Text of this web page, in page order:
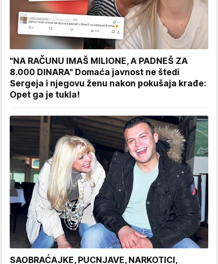
"NA RAČUNU IMAŠ MILIONE, A PADNEŠ ZA
8.000 DINARA" Domaća javnost ne štedi
Sergeja i njegovu ženu nakon pokušaja krađe:
Opet ga je tukla!
SAOBRAĆAJKE, PUCNJAVE, NARKOTICI,